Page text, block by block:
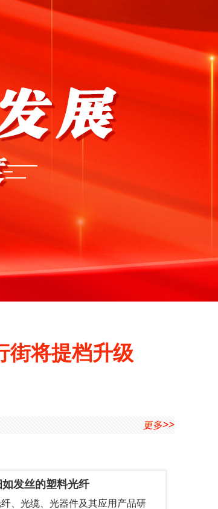
街将提档升级
发丝的塑料光纤
、光缆、光器件及其应用产品研